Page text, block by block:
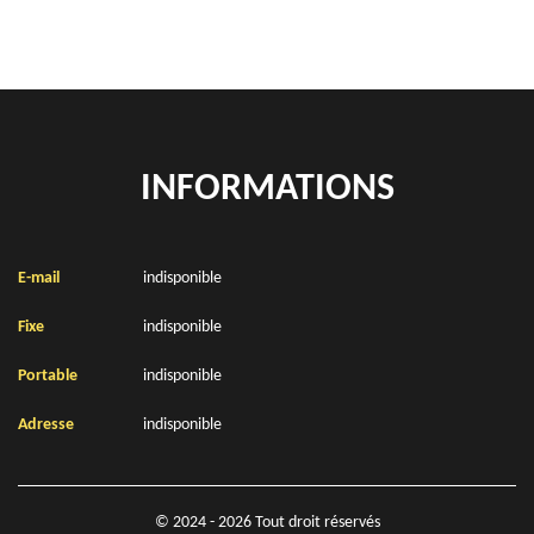
INFORMATIONS
E-mail indisponible
Fixe indisponible
Portable indisponible
Adresse indisponible
© 2024 - 2026 Tout droit réservés